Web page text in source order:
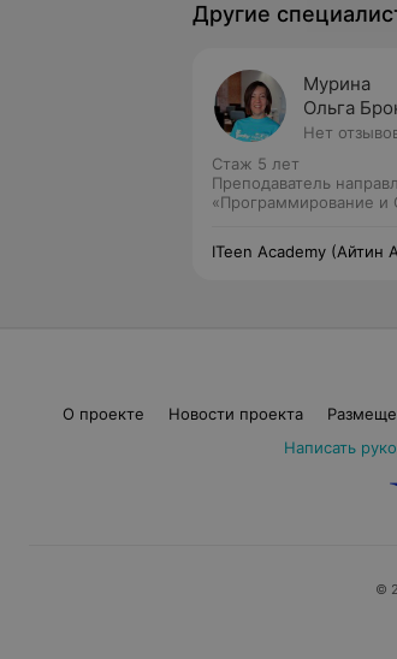
Другие
Мурина
Ольга
Нет
Стаж 5 лет
Преподаватель
«Программирование и
ITeen Academy (Айтин
О проекте Новости проекта
Написать
©